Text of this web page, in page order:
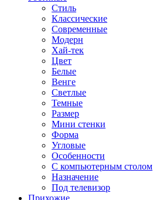
Стиль
Классические
Современные
Модерн
Хай-тек
Цвет
Белые
Венге
Светлые
Темные
Размер
Мини стенки
Форма
Угловые
Особенности
С компьютерным столом
Назначение
Под телевизор
Прихожие